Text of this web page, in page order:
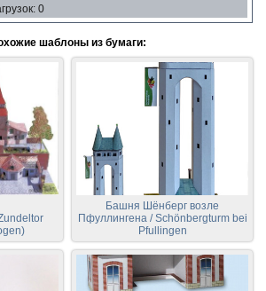
: 0
шаблоны из бумаги:
Башня Шёнберг возле
Пфуллингена / Schönbergturm bei
Pfullingen